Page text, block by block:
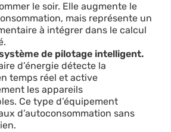
le soir. Elle augmente le
mais représente un
à intégrer dans le calcul
de pilotage intelligent.
d’énergie détecte la
temps réel et active
les appareils
Ce type d’équipement
d’autoconsommation sans